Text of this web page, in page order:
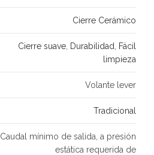
Cierre Cerámico
Cierre suave Durabilidad
Fácil
limpieza
Volante lever
Tradicional
Caudal mínimo de salida, a presión
estática requerida de